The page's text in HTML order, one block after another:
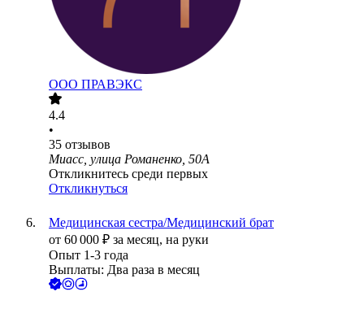
ООО ПРАВЭКС
4.4
•
35 отзывов
Миасс, улица Романенко, 50А
Откликнитесь среди первых
Откликнуться
Медицинская сестра/Медицинский брат
от 60 000 ₽ за месяц, на руки
Опыт 1-3 года
Выплаты: Два раза в месяц